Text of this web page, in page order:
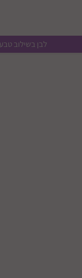
לבן בשילוב